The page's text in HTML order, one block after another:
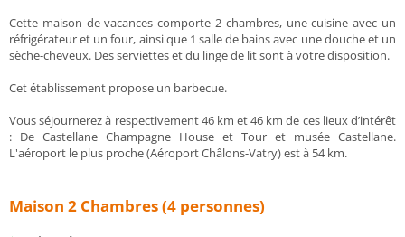
Cette maison de vacances comporte 2 chambres, une cuisine avec un
réfrigérateur et un four, ainsi que 1 salle de bains avec une douche et un
sèche-cheveux. Des serviettes et du linge de lit sont à votre disposition.
Cet établissement propose un barbecue.
Vous séjournerez à respectivement 46 km et 46 km de ces lieux d’intérêt
: De Castellane Champagne House et Tour et musée Castellane.
L'aéroport le plus proche (Aéroport Châlons-Vatry) est à 54 km.
Maison 2 Chambres (4 personnes)